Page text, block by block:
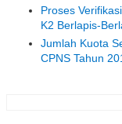
Proses
K2 Berlapis-
Jumlah Kuota
CPNS Tahun